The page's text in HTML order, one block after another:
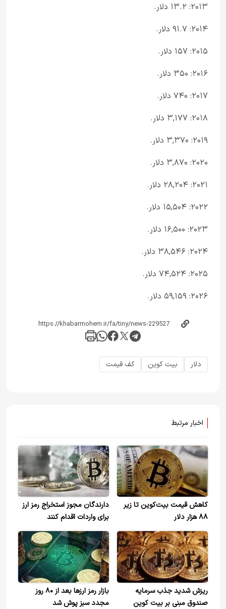
۲۰۱۳: ۱۳.۲ دلار.
۲۰۱۴: ۹۱.۷ دلار.
۲۰۱۵: ۱۵۷ دلار.
۲۰۱۶: ۳۵۰ دلار.
۲۰۱۷: ۷۴۰ دلار.
۲۰۱۸: ۳,۱۷۷ دلار.
۲۰۱۹: ۳,۳۷۰ دلار.
۲۰۲۰: ۳,۸۷۰ دلار.
۲۰۲۱: ۲۸,۲۰۴ دلار.
۲۰۲۲: ۱۵,۵۰۴ دلار.
۲۰۲۳: ۱۶,۵۰۰ دلار.
۲۰۲۴: ۳۸,۵۴۶ دلار.
۲۰۲۵: ۷۴,۵۲۴ دلار.
۲۰۲۶: ۵۹,۱۵۹ دلار.
دلار بیت کوین کف قیمت
اخبار مرتبط
کاهش قیمت بیت‌کوین تا زیر
۸۸ هزار دلار
دارندگان مجوز استخراج رمز ارز
برای واردات اقدام کنند
ریزش شدید جذب سرمایه
صندوق مبنی بر بیت‌ کوین
بازار رمز ارز‌ها بعد از ۸۰ روز
مجدد سبز پوش شد